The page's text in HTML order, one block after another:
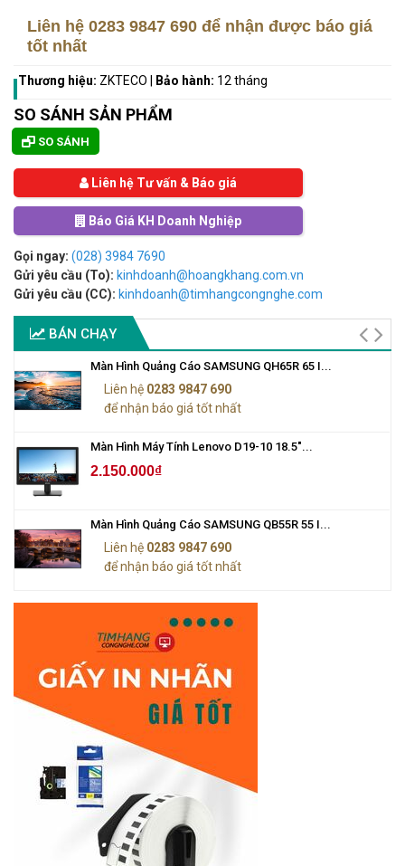
Liên hệ 0283 9847 690 để nhận được báo giá
tốt nhất
Thương hiệu: ZKTECO Bảo hành: 12 tháng
SO SÁNH SẢN PHẨM
SO SÁNH
Liên hệ Tư vấn & Báo giá
Báo Giá KH Doanh Nghiệp
Gọi ngay: (028) 3984 7690
Gửi yêu cầu (To): kinhdoanh@hoangkhang.com.vn
Gửi yêu cầu (CC): kinhdoanh@timhangcongnghe.com
BÁN CHẠY
Màn Hình Quảng Cáo SAMSUNG QH65R 65 I...
Liên hệ 0283 9847 690
để nhận báo giá tốt nhất
Màn Hình Máy Tính Lenovo D19-10 18.5"...
2.150.000₫
Màn Hình Quảng Cáo SAMSUNG QB55R 55 I...
Liên hệ 0283 9847 690
để nhận báo giá tốt nhất